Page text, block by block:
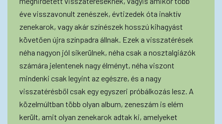
éve visszavonult zenészek, évtizedek óta inaktív
zenekarok, vagy akár színészek hosszú kihagyást
követően újra színpadra állnak. Ezek a visszatérések
néha nagyon jól sikerülnek, néha csak a nosztalgiázók
számára jelentenek nagy élményt, néha viszont
mindenki csak legyint az egészre, és a nagy
visszatérésből csak egy egyszeri próbálkozás lesz. A
közelmúltban több olyan album, zeneszám is elém
került, amit olyan zenekarok adtak ki, amelyeket